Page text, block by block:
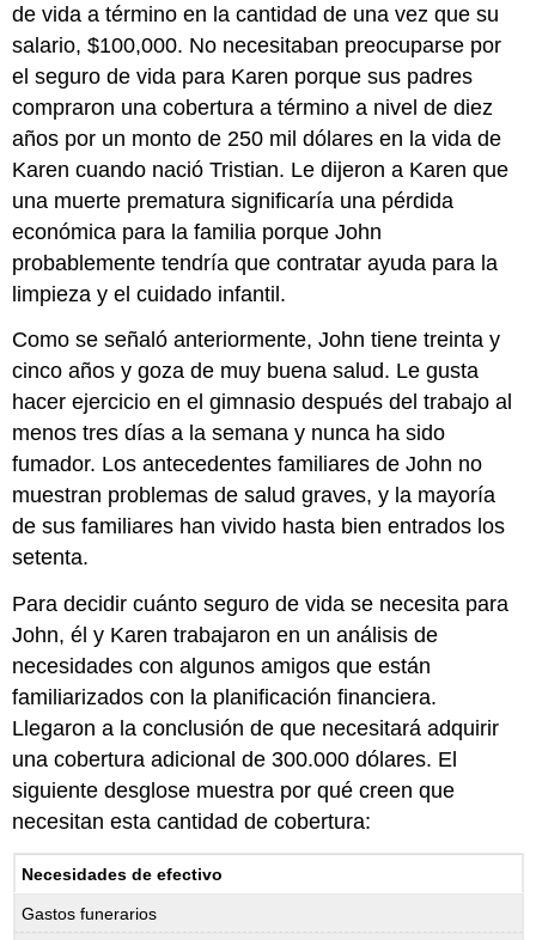
de vida a término en la cantidad de una vez que su
salario, $100,000. No necesitaban preocuparse por
el seguro de vida para Karen porque sus padres
compraron una cobertura a término a nivel de diez
años por un monto de 250 mil dólares en la vida de
Karen cuando nació Tristian. Le dijeron a Karen que
una muerte prematura significaría una pérdida
económica para la familia porque John
probablemente tendría que contratar ayuda para la
limpieza y el cuidado infantil.
Como se señaló anteriormente, John tiene treinta y
cinco años y goza de muy buena salud. Le gusta
hacer ejercicio en el gimnasio después del trabajo al
menos tres días a la semana y nunca ha sido
fumador. Los antecedentes familiares de John no
muestran problemas de salud graves, y la mayoría
de sus familiares han vivido hasta bien entrados los
setenta.
Para decidir cuánto seguro de vida se necesita para
John, él y Karen trabajaron en un análisis de
necesidades con algunos amigos que están
familiarizados con la planificación financiera.
Llegaron a la conclusión de que necesitará adquirir
una cobertura adicional de 300.000 dólares. El
siguiente desglose muestra por qué creen que
necesitan esta cantidad de cobertura:
Necesidades de efectivo
Gastos funerarios